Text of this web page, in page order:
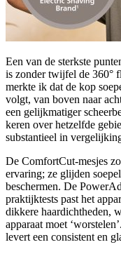
Een van de sterkste
is zonder twijfel de 360°
merkte ik dat de kop
volgt, van boven naar
een gelijkmatiger
keren over hetzelfde
substantieel in
De ComfortCut-mesjes
ervaring; ze glijden
beschermen. De
praktijktests past het
dikkere haardichtheden,
apparaat moet
levert een consistent en